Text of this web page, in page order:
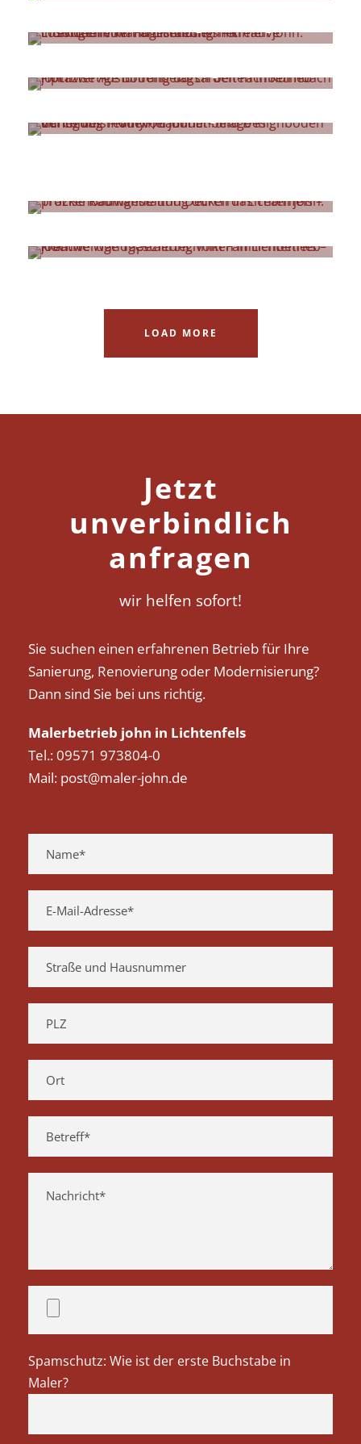
LOAD MORE
Jetzt
unverbindlich
anfragen
wir helfen sofort!
Sie suchen einen erfahrenen Betrieb für Ihre
Sanierung, Renovierung oder Modernisierung?
Dann sind Sie bei uns richtig.
Malerbetrieb john in Lichtenfels
Tel.: 09571 973804-0
Mail: post@maler-john.de
Spamschutz: Wie ist der erste Buchstabe in
Maler?